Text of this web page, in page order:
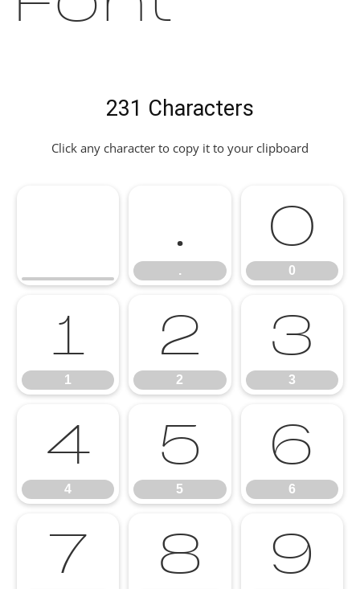
231 Characters
Click any character to copy it to your clipboard
.
.
0
0
1
1
2
2
3
3
4
4
5
5
6
6
7 8 9